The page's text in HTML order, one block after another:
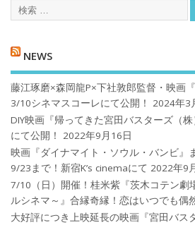
NEWS
藤江琢磨×森岡龍P×下社敦郎監督・映画『
3/10シネマスコーレにて公開！
2024年3
DIY映画『帰ってきた宮田バスターズ（
にて公開！
2022年9月16日
映画『ダイナマイト・ソウル・バンビ』
9/23まで！新宿K’s cinemaにて 2022年9
7/10（日）開催！桂米紫『茨木コテン劇
ルシネマ～』合縁奇縁！恋はいつでも偶
大好評につき上映延長の映画『宮田バス